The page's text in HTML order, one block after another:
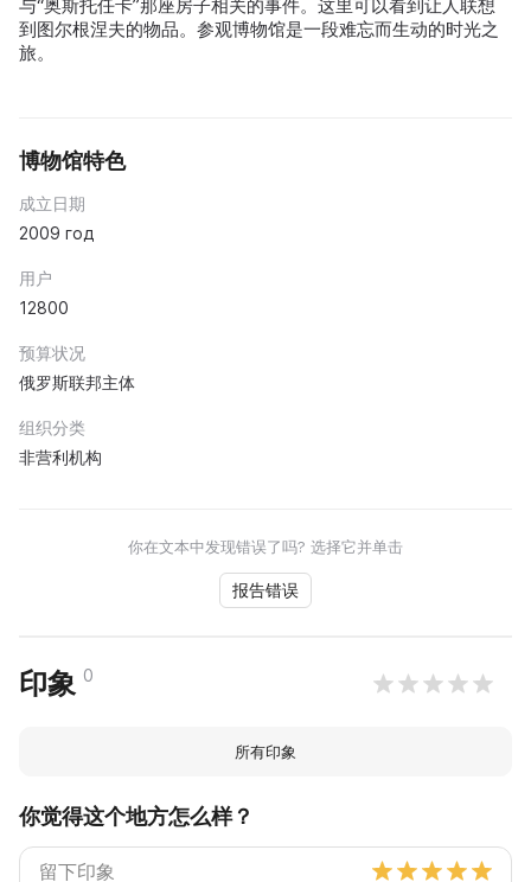
与“奥斯托任卡”那座房子相关的事件。这里可以看到让人联想
到图尔根涅夫的物品。参观博物馆是一段难忘而生动的时光之
旅。
博物馆特色
成立日期
2009 год
用户
12800
预算状况
俄罗斯联邦主体
组织分类
非营利机构
你在文本中发现错误了吗? 选择它并单击
报告错误
印象 0
所有印象
你觉得这个地方怎么样？